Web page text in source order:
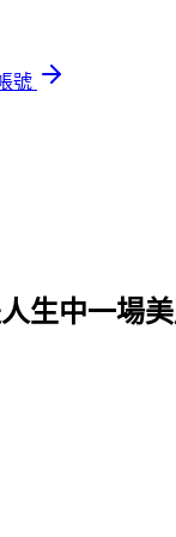
號
食，是